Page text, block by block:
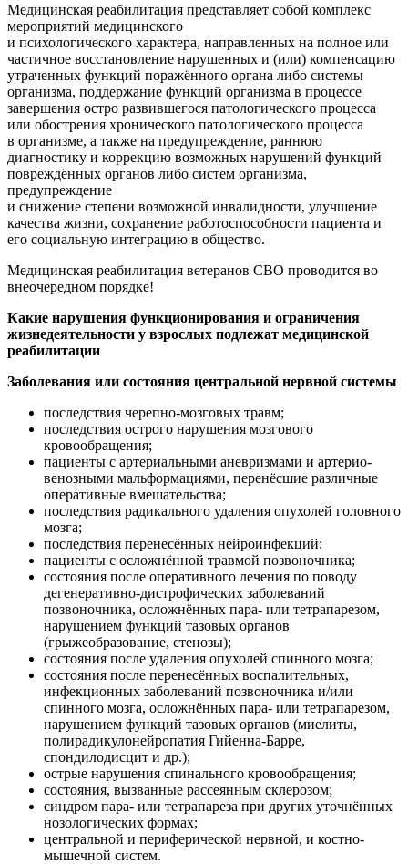
Медицинская реабилитация представляет собой комплекс
мероприятий медицинского
и психологического характера, направленных на полное или
частичное восстановление нарушенных и (или) компенсацию
утраченных функций поражённого органа либо системы
организма, поддержание функций организма в процессе
завершения остро развившегося патологического процесса
или обострения хронического патологического процесса
в организме, а также на предупреждение, раннюю
диагностику и коррекцию возможных нарушений функций
повреждённых органов либо систем организма,
предупреждение
и снижение степени возможной инвалидности, улучшение
качества жизни, сохранение работоспособности пациента и
его социальную интеграцию в общество.
Медицинская реабилитация ветеранов СВО проводится во
внеочередном порядке!
Какие нарушения функционирования и ограничения
жизнедеятельности у взрослых подлежат медицинской
реабилитации
Заболевания или состояния центральной нервной системы
последствия черепно-мозговых травм;
последствия острого нарушения мозгового
кровообращения;
пациенты с артериальными аневризмами и артерио-
венозными мальформациями, перенёсшие различные
оперативные вмешательства;
последствия радикального удаления опухолей головного
мозга;
последствия перенесённых нейроинфекций;
пациенты с осложнённой травмой позвоночника;
состояния после оперативного лечения по поводу
дегенеративно-дистрофических заболеваний
позвоночника, осложнённых пара- или тетрапарезом,
нарушением функций тазовых органов
(грыжеобразование, стенозы);
состояния после удаления опухолей спинного мозга;
состояния после перенесённых воспалительных,
инфекционных заболеваний позвоночника и/или
спинного мозга, осложнённых пара- или тетрапарезом,
нарушением функций тазовых органов (миелиты,
полирадикулонейропатия Гийенна-Барре,
спондилодисцит и др.);
острые нарушения спинального кровообращения;
состояния, вызванные рассеянным склерозом;
синдром пара- или тетрапареза при других уточнённых
нозологических формах;
центральной и периферической нервной, и костно-
мышечной систем.